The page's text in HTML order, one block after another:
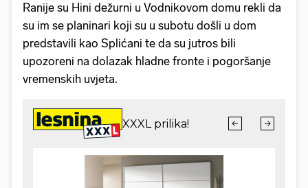
Ranije su Hini dežurni u Vodnikovom domu rekli da
su im se planinari koji su u subotu došli u dom
predstavili kao Splićani te da su jutros bili
upozoreni na dolazak hladne fronte i pogoršanje
vremenskih uvjeta.